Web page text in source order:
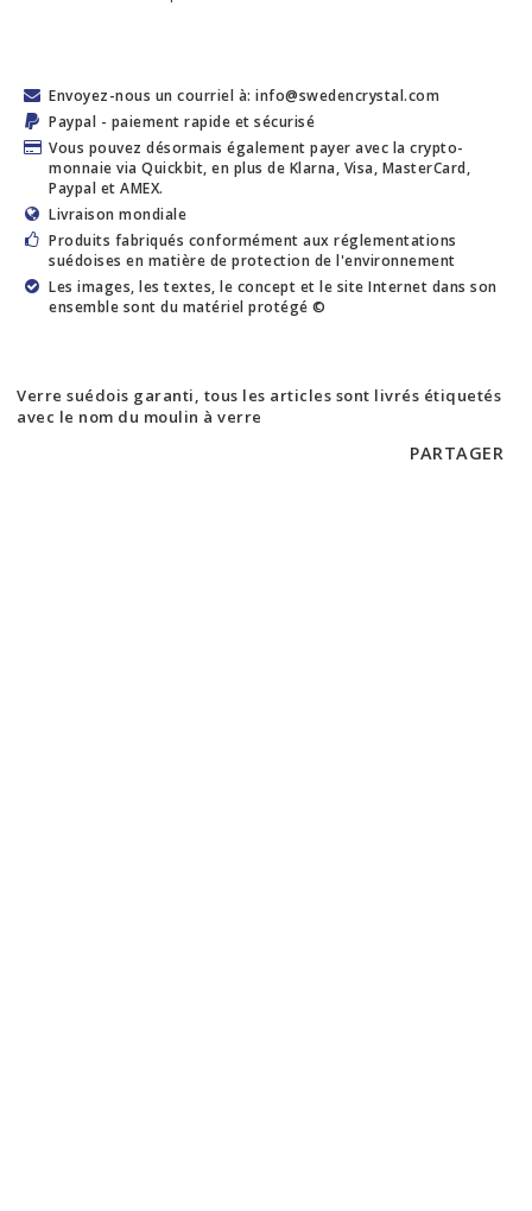
Envoyez-nous un courriel à: info@swedencrystal.com
Paypal - paiement rapide et sécurisé
Vous pouvez désormais également payer avec la crypto-
monnaie via Quickbit, en plus de Klarna, Visa, MasterCard,
Paypal et AMEX.
Livraison mondiale
Produits fabriqués conformément aux réglementations
suédoises en matière de protection de l'environnement
Les images, les textes, le concept et le site Internet dans son
ensemble sont du matériel protégé ©
Verre suédois garanti, tous les articles sont livrés étiquetés
avec le nom du moulin à verre
PARTAGER